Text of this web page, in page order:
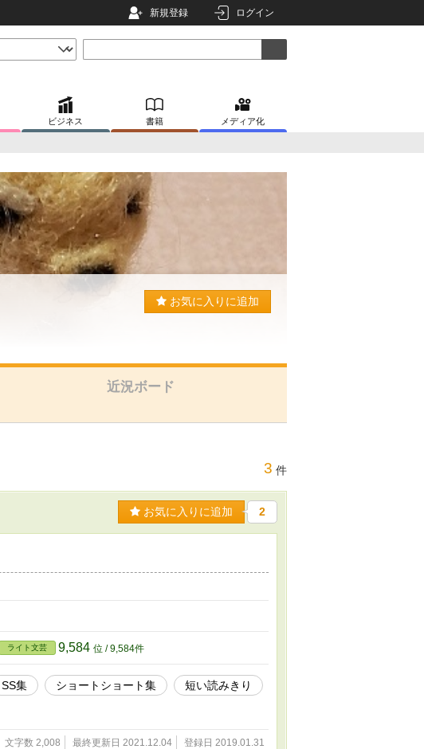
新規登録 ログイン
ビジネス 書籍 メディア化
お気に入りに追加
近況ボード
3 件
お気に入りに追加 2
ライト文芸 9,584 位 / 9,584件
SS集 ショートショート集
短い読みきり
文字数 2,008 最終更新日 2021.12.04 登録日 2019.01.31